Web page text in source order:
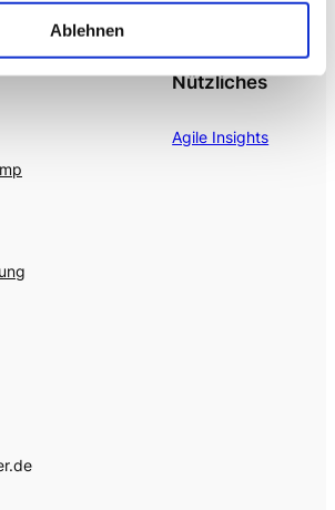
Ablehnen
Nützliches
Agile Insights